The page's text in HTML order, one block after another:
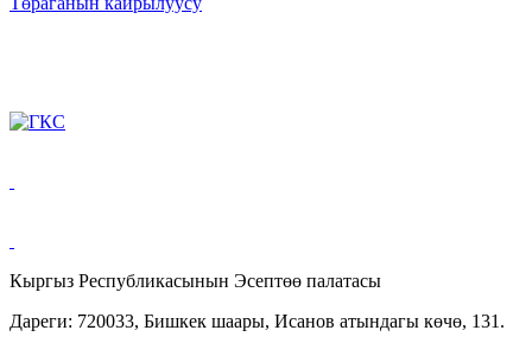
Кыргыз Республикасынын Эсептөө палатасы
Дареги: 720033, Бишкек шаары, Исанов атындагы көчө, 131.